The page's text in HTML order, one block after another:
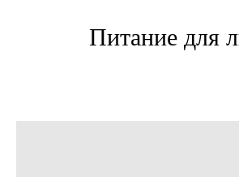
Питание для